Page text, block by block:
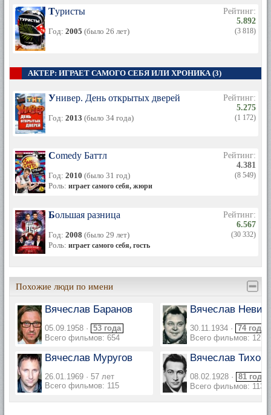
Туристы
Год: 2005 (было 26 лет)
Рейтинг:
5.892
(3 818)
АКТЕР: ИГРАЕТ САМОГО СЕБЯ ИЛИ ХРОНИКА (3)
Универ. День открытых дверей
Год: 2013 (было 34 года)
Рейтинг:
5.275
(1 172)
Comedy Баттл
Год: 2010 (было 31 год)
Роль: играет самого себя, жюри
Рейтинг:
4.381
(8 549)
Большая разница
Год: 2008 (было 29 лет)
Роль: играет самого себя, гость
Рейтинг:
6.567
(30 332)
Похожие люди по имени
Вячеслав Баранов
05.09.1958 · 53 года
Всего фильмов: 654
Вячеслав
30.11.1934 · 74 года
Всего фильмов: 127
Вячеслав Муругов
26.01.1969 · 57 лет
Всего фильмов: 115
Вячеслав
08.02.1928 · 81 год
Всего фильмов: 113